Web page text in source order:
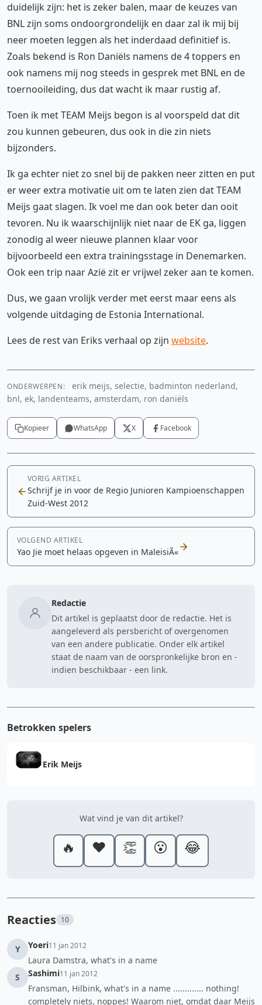
duidelijk zijn: het is zeker balen, maar de keuzes van
BNL zijn soms ondoorgrondelijk en daar zal ik mij bij
neer moeten leggen als het inderdaad definitief is.
Zoals bekend is Ron Daniëls namens de 4 toppers en
ook namens mij nog steeds in gesprek met BNL en de
toernooileiding, dus dat wacht ik maar rustig af.
Toen ik met TEAM Meijs begon is al voorspeld dat dit
zou kunnen gebeuren, dus ook in die zin niets
bijzonders.
Ik ga echter niet zo snel bij de pakken neer zitten en put
er weer extra motivatie uit om te laten zien dat TEAM
Meijs gaat slagen. Ik voel me dan ook beter dan ooit
tevoren. Nu ik waarschijnlijk niet naar de EK ga, liggen
zonodig al weer nieuwe plannen klaar voor
bijvoorbeeld een extra trainingsstage in Denemarken.
Ook een trip naar Azië zit er vrijwel zeker aan te komen.
Dus, we gaan vrolijk verder met eerst maar eens als
volgende uitdaging de Estonia International.
Lees de rest van Eriks verhaal op zijn website.
ONDERWERPEN:
erik meijs, selectie, badminton nederland,
bnl, ek, landenteams, amsterdam, ron daniëls
Kopieer WhatsApp X Facebook
VORIG ARTIKEL
Schrijf je in voor de Regio Junioren Kampioenschappen
Zuid-West 2012
VOLGEND ARTIKEL
Yao Jie moet helaas opgeven in MaleisiÃ«
Redactie
Dit artikel is geplaatst door de redactie. Het is
aangeleverd als persbericht of overgenomen
van een andere publicatie. Onder elk artikel
staat de naam van de oorspronkelijke bron en -
indien beschikbaar - een link.
Betrokken spelers
Erik Meijs
Wat vind je van dit artikel?
🔥 ❤️ 👏 😮 😂
Reacties 10
Y Yoeri11 jan 2012
Laura Damstra, what's in a name
S
Sashimi11 jan 2012
Fransman, Hilbink, what's in a name ............. nothing!
completely niets, noppes! Waarom niet, omdat daar Meijs